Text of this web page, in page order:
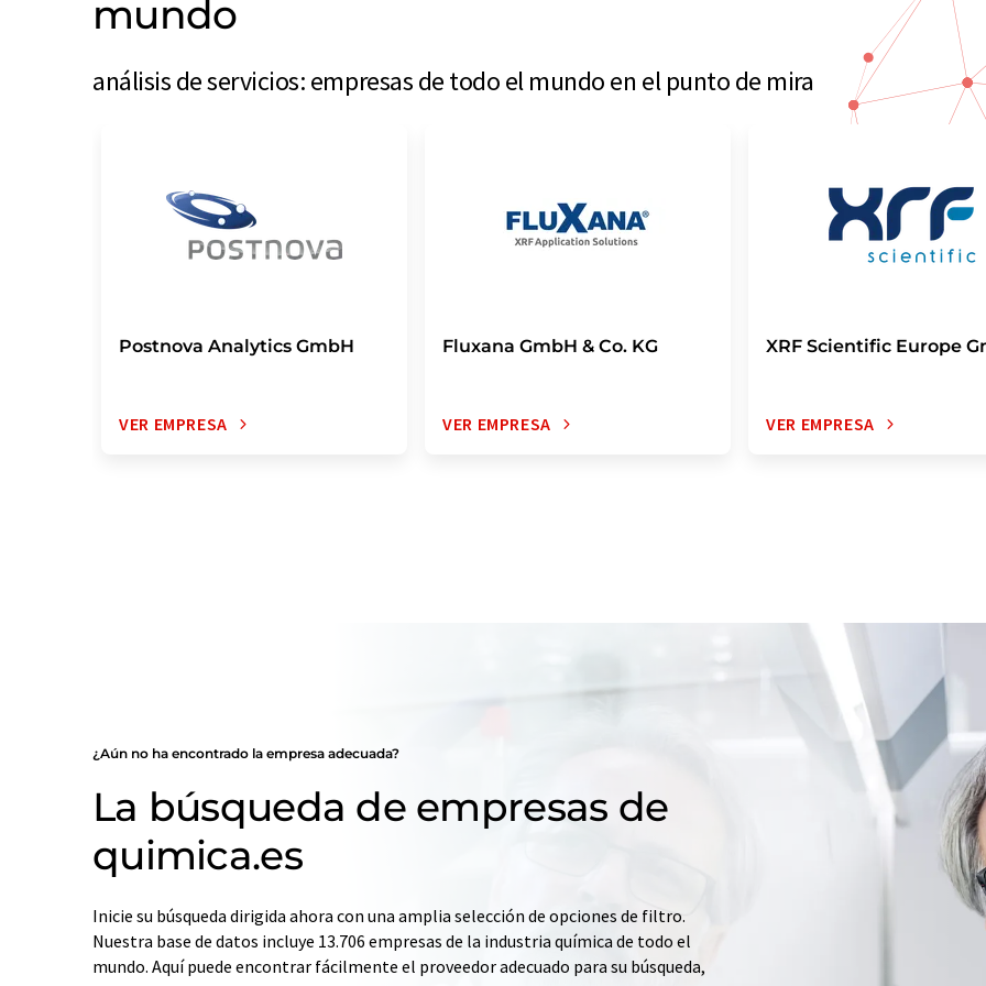
mundo
análisis de servicios: empresas de todo el mundo en el punto de mira
Postnova Analytics GmbH
VER EMPRESA
Fluxana GmbH & Co. KG
VER EMPRESA
XRF Scientific Europe
VER EMPRESA
¿Aún no ha encontrado la empresa adecuada?
La búsqueda de empresas de
quimica.es
Inicie su búsqueda dirigida ahora con una amplia selección de opciones de filtro.
Nuestra base de datos incluye 13.706 empresas de la industria química de todo el
mundo. Aquí puede encontrar fácilmente el proveedor adecuado para su búsqueda,